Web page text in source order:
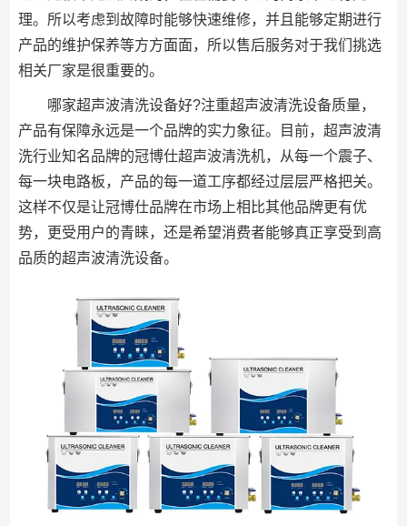
理。所以考虑到故障时能够快速维修，并且能够定期进行
产品的维护保养等方方面面，所以售后服务对于我们挑选
相关厂家是很重要的。
哪家超声波清洗设备好?注重超声波清洗设备质量，
产品有保障永远是一个品牌的实力象征。目前，超声波清
洗行业知名品牌的冠博仕超声波清洗机，从每一个震子、
每一块电路板，产品的每一道工序都经过层层严格把关。
这样不仅是让冠博仕品牌在市场上相比其他品牌更有优
势，更受用户的青睐，还是希望消费者能够真正享受到高
品质的超声波清洗设备。